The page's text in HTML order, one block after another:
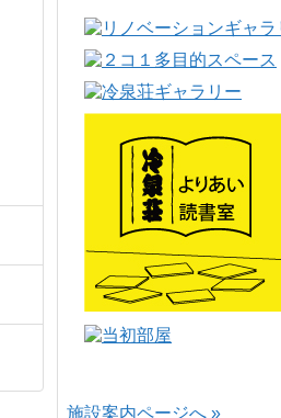
施設案内ページへ »